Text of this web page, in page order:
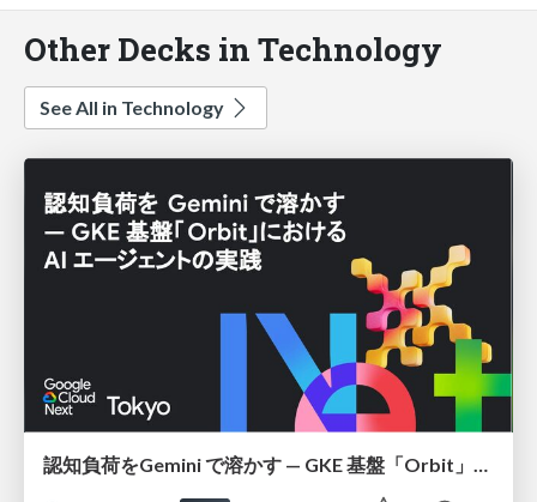
Other Decks in Technology
See All in Technology
認知負荷をGemini で溶かす — GKE 基盤「Orbit」における AI エージェントの実践